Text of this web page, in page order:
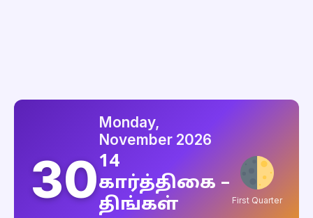
30
Monday,
November 2026
14
கார்த்திகை –
திங்கள்
First Quarter